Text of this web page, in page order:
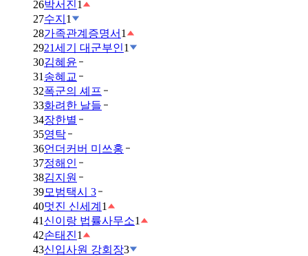
26박서진1
27수지 1
28가족관계증명서 1
2921세기 대군부인1
30김혜윤
31 송혜교
32폭군의 셰프
33화려한 날들
34장한별
35영탁
36언더커버 미쓰홍
37정해인
38김지원
39모범택시 3
40멋진 신세계 1
41 신이랑 법률사무소1
42손태진1
43신입사원 강회장3